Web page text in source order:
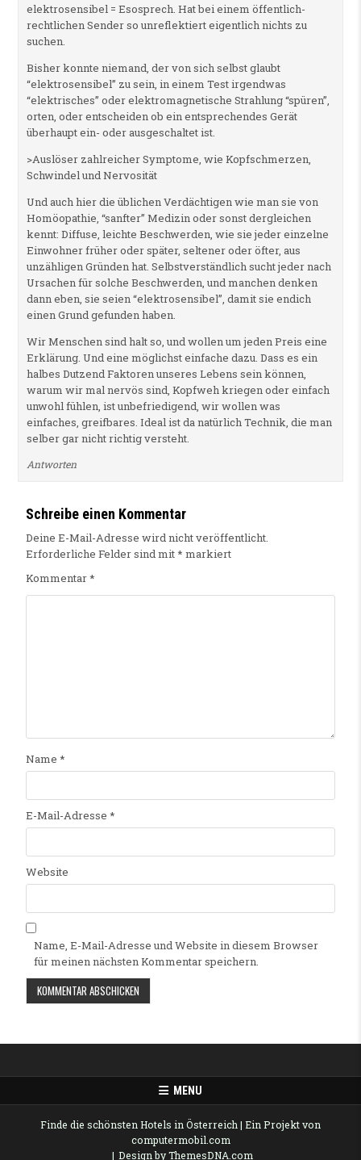
elektrosensibel = Esosprech. Hat bei einem öffentlich-
rechtlichen Sender so unreflektiert eigentlich nichts zu
suchen.
Bisher konnte niemand, der von sich selbst glaubt
“elektrosensibel” zu sein, in einem Test irgendwas
“elektrisches” oder elektromagnetische Strahlung “spüren”,
orten, oder entscheiden ob ein entsprechendes Gerät
überhaupt ein- oder ausgeschaltet ist.
>Auslöser zahlreicher Symptome, wie Kopfschmerzen,
Schwindel und Nervosität
Und auch hier die üblichen Verdächtigen wie man sie von
Homöopathie, “sanfter” Medizin oder sonst dergleichen
kennt: Diffuse, leichte Beschwerden, wie sie jeder einzelne
Einwohner früher oder später, seltener oder öfter, aus
unzähligen Gründen hat. Selbstverständlich sucht jeder nach
Ursachen für solche Beschwerden, und manchen denken
dann eben, sie seien “elektrosensibel”, damit sie endich
einen Grund gefunden haben.
Wir Menschen sind halt so, und wollen um jeden Preis eine
Erklärung. Und eine möglichst einfache dazu. Dass es ein
halbes Dutzend Faktoren unseres Lebens sein können,
warum wir mal nervös sind, Kopfweh kriegen oder einfach
unwohl fühlen, ist unbefriedigend, wir wollen was
einfaches, greifbares. Ideal ist da natürlich Technik, die man
selber gar nicht richtig versteht.
Antworten
Schreibe einen Kommentar
Deine E-Mail-Adresse wird nicht veröffentlicht.
Erforderliche Felder sind mit* markiert
Kommentar*
Name *
E-Mail-Adresse *
Website
Name, E-Mail-Adresse und Website in diesem Browser
für meinen nächsten Kommentar speichern.
MENU
Finde die schönsten Hotels in Österreich| Ein Projekt von
computermobil.com
Design by ThemesDNA.com